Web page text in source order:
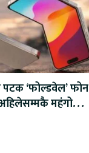
‘फोल्डवेल’ फोन
महंगो